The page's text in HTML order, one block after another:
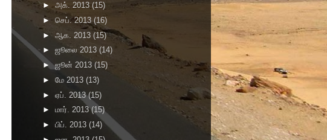
►அக். 2013 (15)
► செப். 2013 (16)
► ஆக. 2013 (15)
► ஜூலை 2013 (14)
►ஜூன் 2013 (15)
► மே 2013 (13)
► ஏப். 2013(15)
► மார். 2013(15)
► பிப். 2013 (14)